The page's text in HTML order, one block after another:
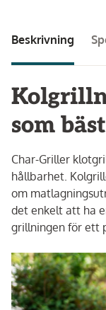
Beskrivning
som bäst
Char-Griller
hållbarhet.
om
det enkelt att ha
grillningen för ett